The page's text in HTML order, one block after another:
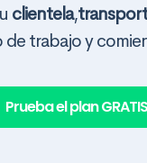
clientela,
de trabajo y
Prueba el plan GRATIS